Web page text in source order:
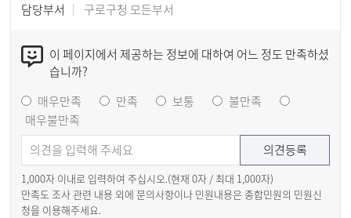
담당부서 구로구청 모든부서
이 페이지에서 제공하는 정보에 대하여 어느 정도 만족하셨
습니까?
매우만족
만족 보통
불만족
매우불만족
1,000자 이내로 입력하여 주십시오.(현재 0자 / 최대 1,000자)
만족도 조사 관련 내용 외에 문의사항이나 민원내용은 종합민원의 민원신
청을 이용해주세요.